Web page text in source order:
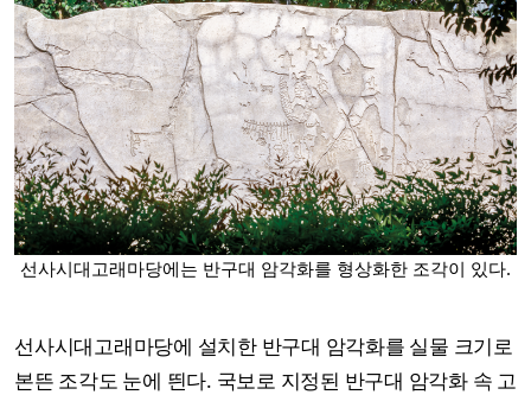
선사시대고래마당에는 반구대 암각화를 형상화한 조각이 있다.
선사시대고래마당에 설치한 반구대 암각화를 실물 크기로
본뜬 조각도 눈에 띈다. 국보로 지정된 반구대 암각화 속 고